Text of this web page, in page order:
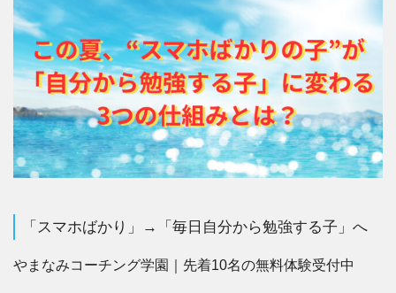
「スマホばかり」→「毎日自分から勉強する子」へ
やまなみコーチング学園｜先着10名の無料体験受付中